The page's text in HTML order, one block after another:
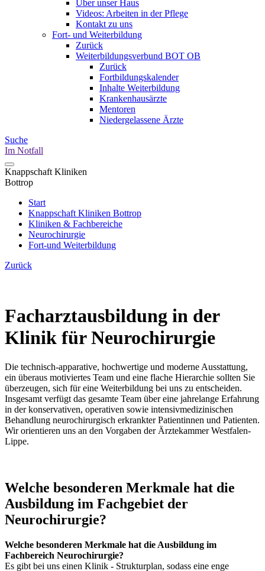
Über unser Haus
Videos: Arbeiten in der Pflege
Kontakt zu uns
Fort- und Weiterbildung
Zurück
Weiterbildungsverbund BOT OB
Zurück
Fortbildungskalender
Inhalte Weiterbildung
Krankenhausärzte
Mentoren
Niedergelassene Ärzte
Suche
Im Notfall
Knappschaft Kliniken
Bottrop
Start
Knappschaft Kliniken Bottrop
Kliniken & Fachbereiche
Neurochirurgie
Fort-und Weiterbildung
Zurück
Facharztausbildung in der
Klinik für Neurochirurgie
Die technisch-apparative, hochwertige und moderne Ausstattung,
ein überaus motiviertes Team und eine flache Hierarchie sollten Sie
überzeugen, sich für eine Weiterbildung bei uns zu entscheiden.
Insgesamt verfügt das gesamte Team über eine jahrelange Erfahrung
in der konservativen, operativen sowie intensivmedizinischen
Behandlung neurochirurgisch erkrankter Patientinnen und Patienten.
Wir orientieren uns an den Vorgaben der Ärztekammer Westfalen-
Lippe.
Welche besonderen Merkmale hat die
Ausbildung im Fachgebiet der
Neurochirurgie?
Welche besonderen Merkmale hat die Ausbildung im
Fachbereich Neurochirurgie?
Es gibt bei uns einen Klinik - Strukturplan, sodass eine enge